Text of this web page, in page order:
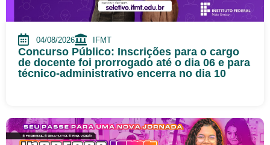
04/08/2026 IFMT
Concurso Público: Inscrições para o cargo
de docente foi prorrogado até o dia 06 e para
técnico-administrativo encerra no dia 10